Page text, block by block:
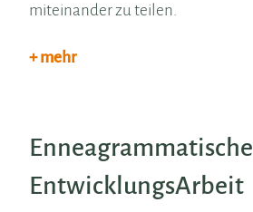
miteinander zu teilen.
+ mehr
Enneagrammatische
EntwicklungsArbeit